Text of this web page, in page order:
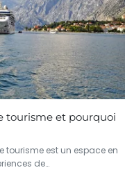
tourisme et pourquoi
tourisme est un espace en
de…